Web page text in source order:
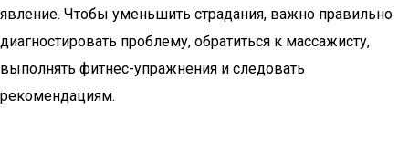
явление. Чтобы уменьшить страдания, важно правильно
диагностировать проблему, обратиться к массажисту,
выполнять фитнес-упражнения и следовать
рекомендациям.